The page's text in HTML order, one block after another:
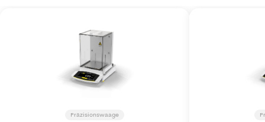
Präzisionswaage